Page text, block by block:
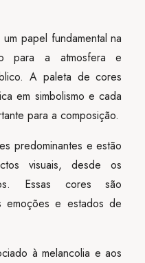
papel fundamental na
para a atmosfera e
A paleta de cores
em simbolismo e cada
para a composição.
predominantes e estão
visuais, desde os
Essas cores são
emoções e estados de
à melancolia e aos